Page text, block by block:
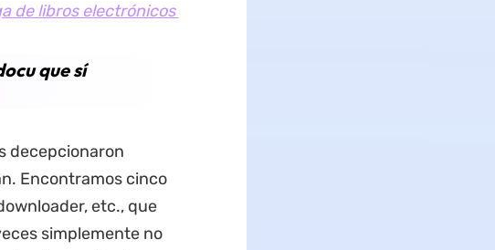
de libros electrónicos
que sí
decepcionaron
Encontramos cinco
etc., que
simplemente no